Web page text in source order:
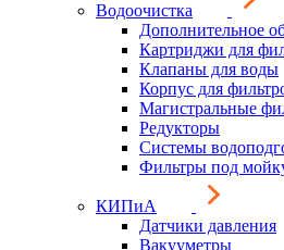
Водоочистка
Дополнительное
Картриджи для
Клапаны для воды
Корпус для
Магистральные
Редукторы
Системы
Фильтры под
КИПиА
Датчики давления
Вакууметры